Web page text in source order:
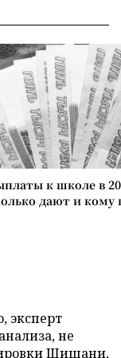
к школе в
дают и
эксперт
не
Шишани,